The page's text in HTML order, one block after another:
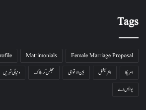
Tags
Female Marriage Proposal
Matrimonials
امریکا
انٹرنیشنل بین الاقوامی جھلس کر ہلاک دنیا کی خبریں
یو ایس اے